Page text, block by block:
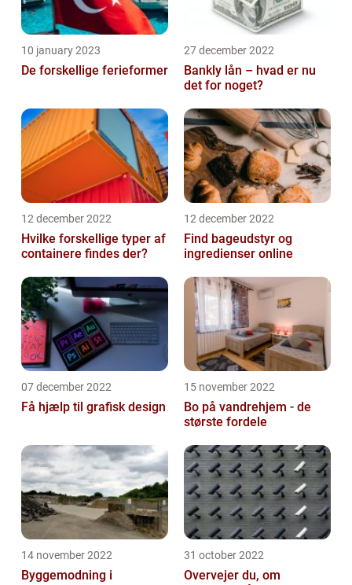
10 january 2023
De forskellige ferieformer
27 december 2022
Bankly lån – hvad er nu
det for noget?
12 december 2022
Hvilke forskellige typer af
containere findes der?
12 december 2022
Find bageudstyr og
ingredienser online
07 december 2022
Få hjælp til grafisk design
15 november 2022
Bo på vandrehjem - de
største fordele
14 november 2022
Byggemodning i
31 october 2022
Overvejer du, om